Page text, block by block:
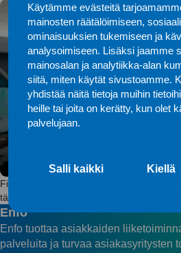
Käytämme evästeitä
mainosten räätälöimiseen,
ominaisuuksien tukemiseen ja
analysoimiseen. Lisäksi jaamme
mainosalan ja analytiikka-alan
siitä, miten käytät sivustoamme.
yhdistää näitä tietoja muihin
heille tai joita on kerätty, kun olet
palvelujaan.
Salli kaikki Kiellä
Fintraffic ohjaa liikennettä maalla, merellä
tässä tehtävässä luotettavaa
Enfo
Enfo tuottaa asiakkaiden
palveluita ja turvaa asiakasyritysten